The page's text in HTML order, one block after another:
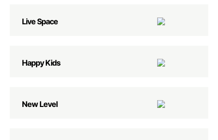
Live Space
Happy Kids
New Level